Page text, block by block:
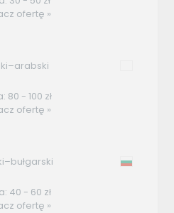
ofertę »
80 - 100 zł
ofertę »
40 - 60 zł
ofertę »